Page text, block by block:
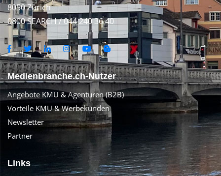
8050 Zürich
0800 SEARCH / 044 240 36 40
Medienbranche.ch-Nutzer
Angebote KMU & Agenturen (B2B)
Vorteile KMU & Werbekunden
Newsletter
Partner
Links